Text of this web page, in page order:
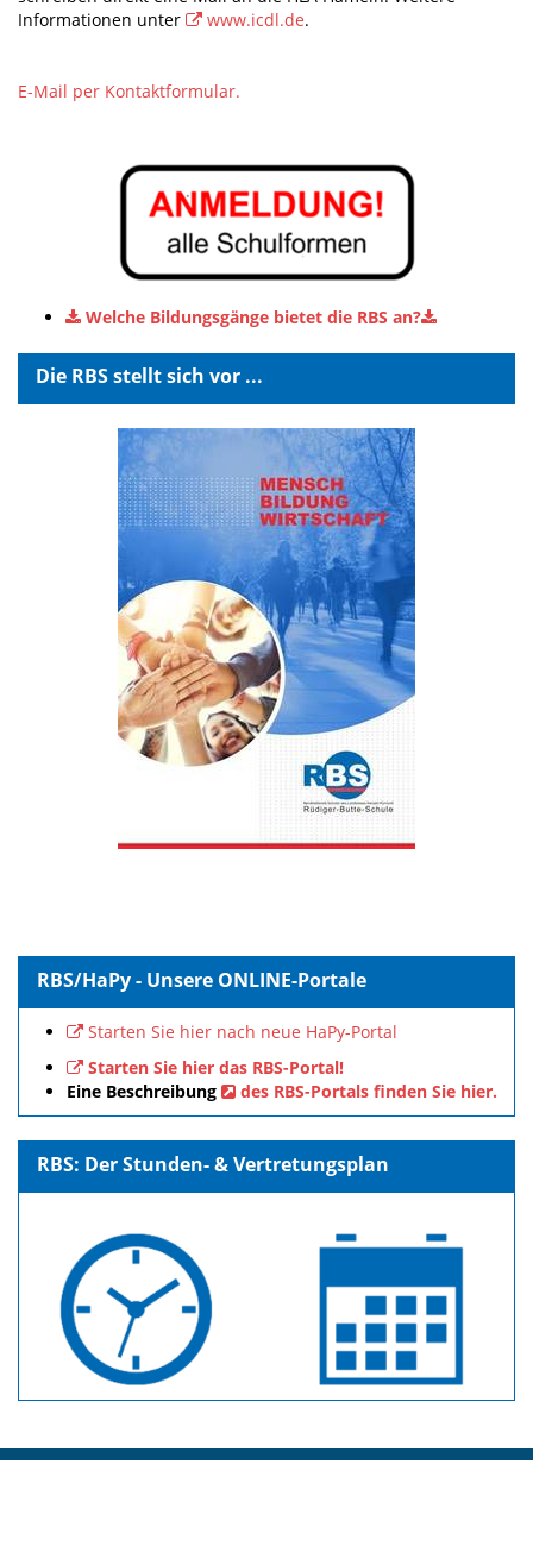
Welche Bildungsgänge bietet die RBS an?
Die RBS stellt sich vor ...
RBS/HaPy - Unsere ONLINE-Portale
Starten Sie hier nach neue HaPy-Portal
Starten Sie hier das RBS-Portal!
Eine Beschreibung
des RBS-Portals finden Sie hier.
RBS: Der Stunden- & Vertretungsplan
Informationen unter
www.icdl.de.
E-Mail per Kontaktformular.